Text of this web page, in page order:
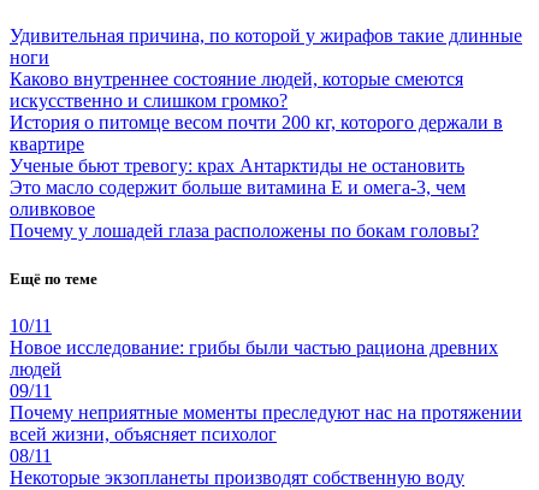
Удивительная причина, по которой у жирафов такие длинные
ноги
Каково внутреннее состояние людей, которые смеются
искусственно и слишком громко?
История о питомце весом почти 200 кг, которого держали в
квартире
Ученые бьют тревогу: крах Антарктиды не остановить
Это масло содержит больше витамина Е и омега-3, чем
оливковое
Почему у лошадей глаза расположены по бокам головы?
Ещё по теме
10/11
Новое исследование: грибы были частью рациона древних
людей
09/11
Почему неприятные моменты преследуют нас на протяжении
всей жизни, объясняет психолог
08/11
Некоторые экзопланеты производят собственную воду